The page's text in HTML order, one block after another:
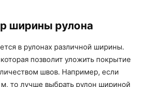
ширины рулона
в рулонах различной ширины.
позволит уложить покрытие
швов. Например, если
то лучше выбрать рулон шириной